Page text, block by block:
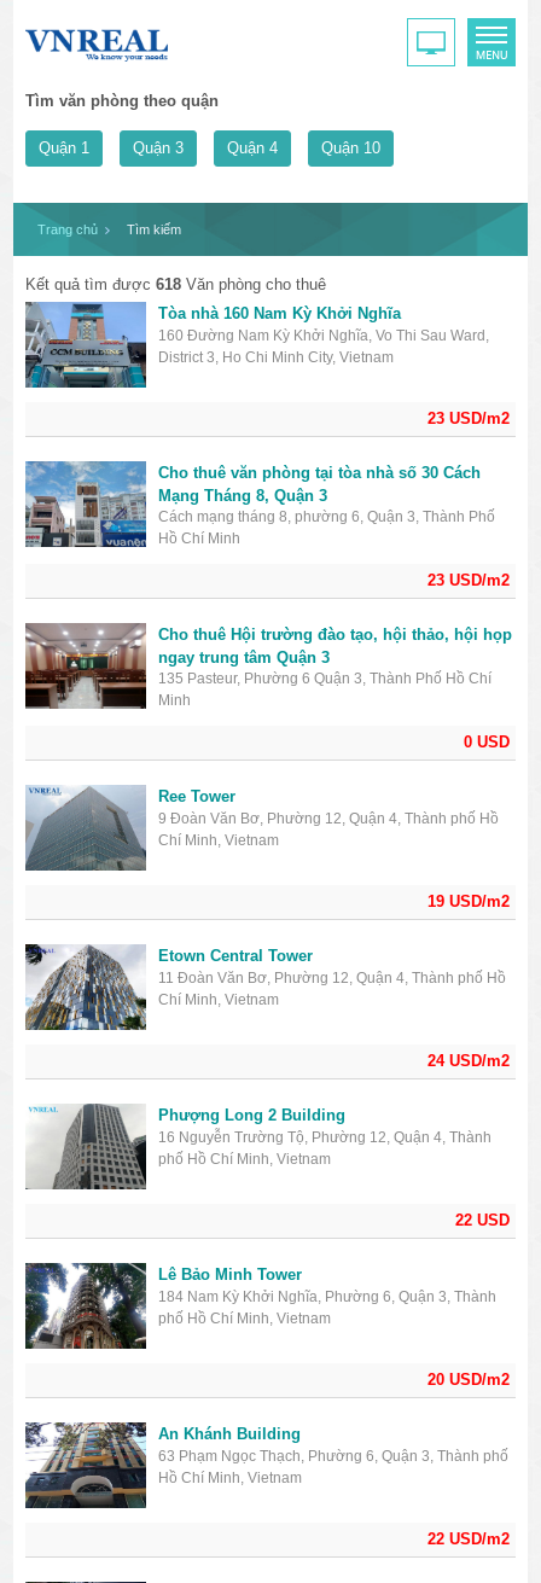
Tìm văn phòng theo quận
Quận 1 Quận 3 Quận 4 Quận 10
Trang chủ Tìm kiếm
Kết quả tìm được618 Văn phòng cho thuê
23 USD/m2
Tòa nhà 160 Nam Kỳ Khởi Nghĩa
160 Đường Nam Kỳ Khởi Nghĩa, Vo Thi Sau Ward,
District 3, Ho Chi Minh City, Vietnam
23 USD/m2
Cho thuê văn phòng tại tòa nhà số 30 Cách
Mạng Tháng 8, Quận 3
Cách mạng tháng 8, phường 6, Quận 3, Thành Phố
Hồ Chí Minh
0 USD
Cho thuê Hội trường đào tạo, hội thảo, hội họp
ngay trung tâm Quận 3
135 Pasteur, Phường 6 Quận 3, Thành Phố Hồ Chí
Minh
19 USD/m2
Ree Tower
9 Đoàn Văn Bơ, Phường 12, Quận 4, Thành phố Hồ
Chí Minh, Vietnam
24 USD/m2
Etown Central Tower
11 Đoàn Văn Bơ, Phường 12, Quận 4, Thành phố Hồ
Chí Minh, Vietnam
22 USD
Phượng Long 2 Building
16 Nguyễn Trường Tộ, Phường 12, Quận 4, Thành
phố Hồ Chí Minh, Vietnam
20 USD/m2
Lê Bảo Minh Tower
184 Nam Kỳ Khởi Nghĩa, Phường 6, Quận 3, Thành
phố Hồ Chí Minh, Vietnam
22 USD/m2
An Khánh Building
63 Phạm Ngọc Thạch, Phường 6, Quận 3, Thành phố
Hồ Chí Minh, Vietnam